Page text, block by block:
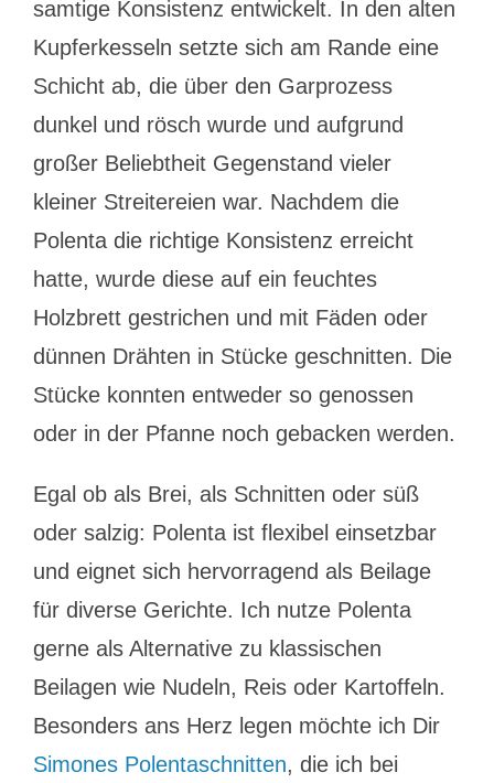
samtige Konsistenz entwickelt. In den alten
Kupferkesseln setzte sich am Rande eine
Schicht ab, die über den Garprozess
dunkel und rösch wurde und aufgrund
großer Beliebtheit Gegenstand vieler
kleiner Streitereien war. Nachdem die
Polenta die richtige Konsistenz erreicht
hatte, wurde diese auf ein feuchtes
Holzbrett gestrichen und mit Fäden oder
dünnen Drähten in Stücke geschnitten. Die
Stücke konnten entweder so genossen
oder in der Pfanne noch gebacken werden.
Egal ob als Brei, als Schnitten oder süß
oder salzig: Polenta ist flexibel einsetzbar
und eignet sich hervorragend als Beilage
für diverse Gerichte. Ich nutze Polenta
gerne als Alternative zu klassischen
Beilagen wie Nudeln, Reis oder Kartoffeln.
Besonders ans Herz legen möchte ich Dir
Simones Polentaschnitten, die ich bei